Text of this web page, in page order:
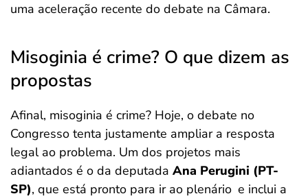
uma aceleração recente do debate na Câmara.
Misoginia é crime? O que dizem as
propostas
Afinal, misoginia é crime? Hoje, o debate no
Congresso tenta justamente ampliar a resposta
legal ao problema. Um dos projetos mais
adiantados é o da deputada Ana Perugini (PT-
SP), que está pronto para ir ao plenário e inclui a